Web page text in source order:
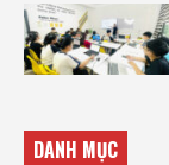
DANH MỤC